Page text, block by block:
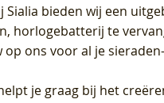
Sialia bieden wij een
horlogebatterij te
ons voor al je
je graag bij het